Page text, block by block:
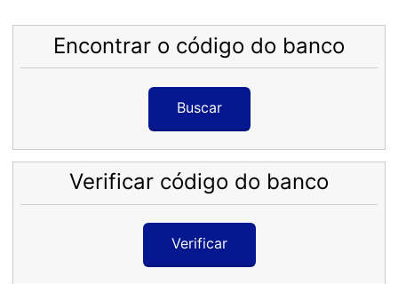
Encontrar o código do banco
Buscar
Verificar código do banco
Verificar